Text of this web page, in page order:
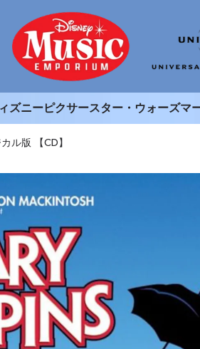
ズニーピクサースター・ウォーズマ
ル版 【CD】